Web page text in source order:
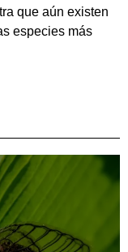
que aún existen
especies más